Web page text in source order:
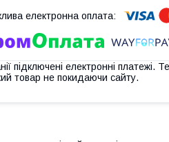
підключені електронні платежі.
товар не покидаючи сайту.